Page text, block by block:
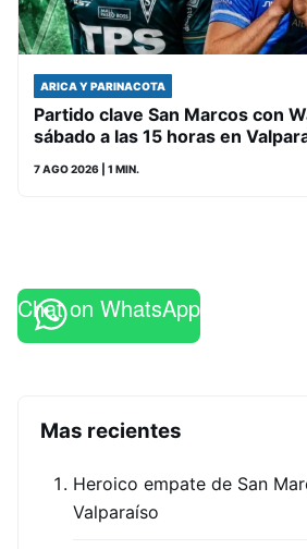
ARICA Y PARINACOTA
Partido clave San Marcos con
sábado a las 15 horas en
7 AGO 2026 | 1 MIN.
Chat on WhatsApp
Mas recientes
Heroico empate de San
Valparaíso